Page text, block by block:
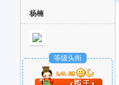
杨楠
等级头衔